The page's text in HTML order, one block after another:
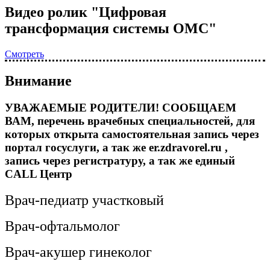
Видео ролик "Цифровая
трансформация системы ОМС"
Смотреть
Внимание
УВАЖАЕМЫЕ РОДИТЕЛИ! СООБЩАЕМ
ВАМ, перечень врачебных специальностей, для
которых открыта самостоятельная запись через
портал госуслуги, а так же er.zdravorel.ru ,
запись через регистратуру, а так же единый
CALL Центр
Врач-педиатр участковый
Врач-офтальмолог
Врач-акушер гинеколог